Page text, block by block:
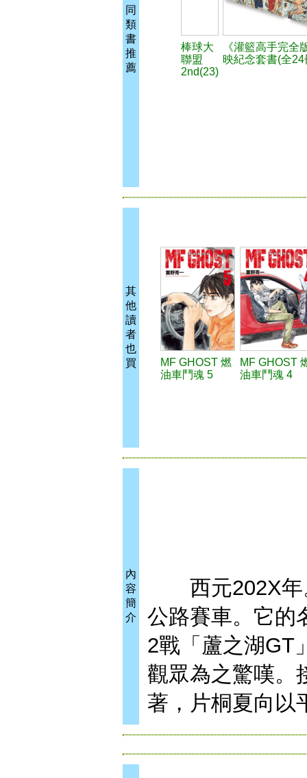
同
類
書
推
薦
棒球大
聯盟
2nd(23)
《灌籃高手完全
映紀念套書(全24
其
他
讀
者
也
買
MF GHOST 燃
油車鬥魂 5
MF GHOST
油車鬥魂 4
內
容
簡
介
西元202X年
公路賽車。它的
2戰「蘆之湖GT
觀眾為之驚嘆。
著，片桐夏向以